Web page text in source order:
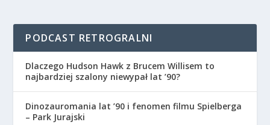
PODCAST RETROGRALNI
Dlaczego Hudson Hawk z Brucem Willisem to
najbardziej szalony niewypał lat ’90?
Dinozauromania lat ’90 i fenomen filmu Spielberga
– Park Jurajski